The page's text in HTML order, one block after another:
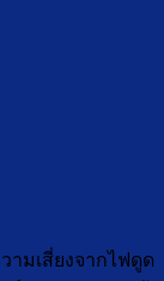
มเสี่ยงจากไฟดูด